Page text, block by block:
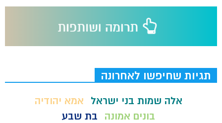
תגיות שחיפשו לאחרונה
אלה שמות בני ישראל
אמא יהודיה
בונים אמונה
בת שבע